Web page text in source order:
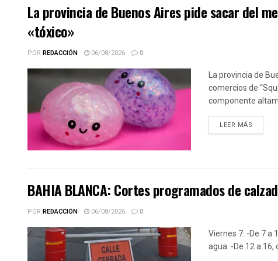
La provincia de Buenos Aires pide sacar del
«tóxico»
POR REDACCIÓN 06/08/2026 0
La provincia de
comercios de
componente
LEER MÁS
BAHIA BLANCA: Cortes programados de
POR REDACCIÓN 06/08/2026 0
Viernes 7: -De 7 a
agua. -De 12 a 16,